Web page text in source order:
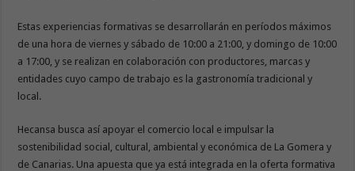
Estas experiencias formativas se desarrollarán en períodos máximos
de una hora de viernes y sábado de 10:00 a 21:00, y domingo de 10:00
a 17:00, y se realizan en colaboración con productores, marcas y
entidades cuyo campo de trabajo es la gastronomía tradicional y
local.
Hecansa busca así apoyar el comercio local e impulsar la
sostenibilidad social, cultural, ambiental y económica de La Gomera y
de Canarias. Una apuesta que ya está integrada en la oferta formativa